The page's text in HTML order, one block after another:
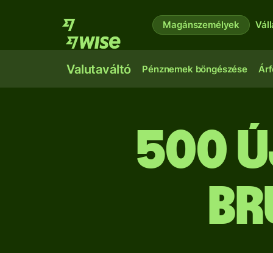
Magánszemélyek
Valutaváltó Pénznemek böngészése
500